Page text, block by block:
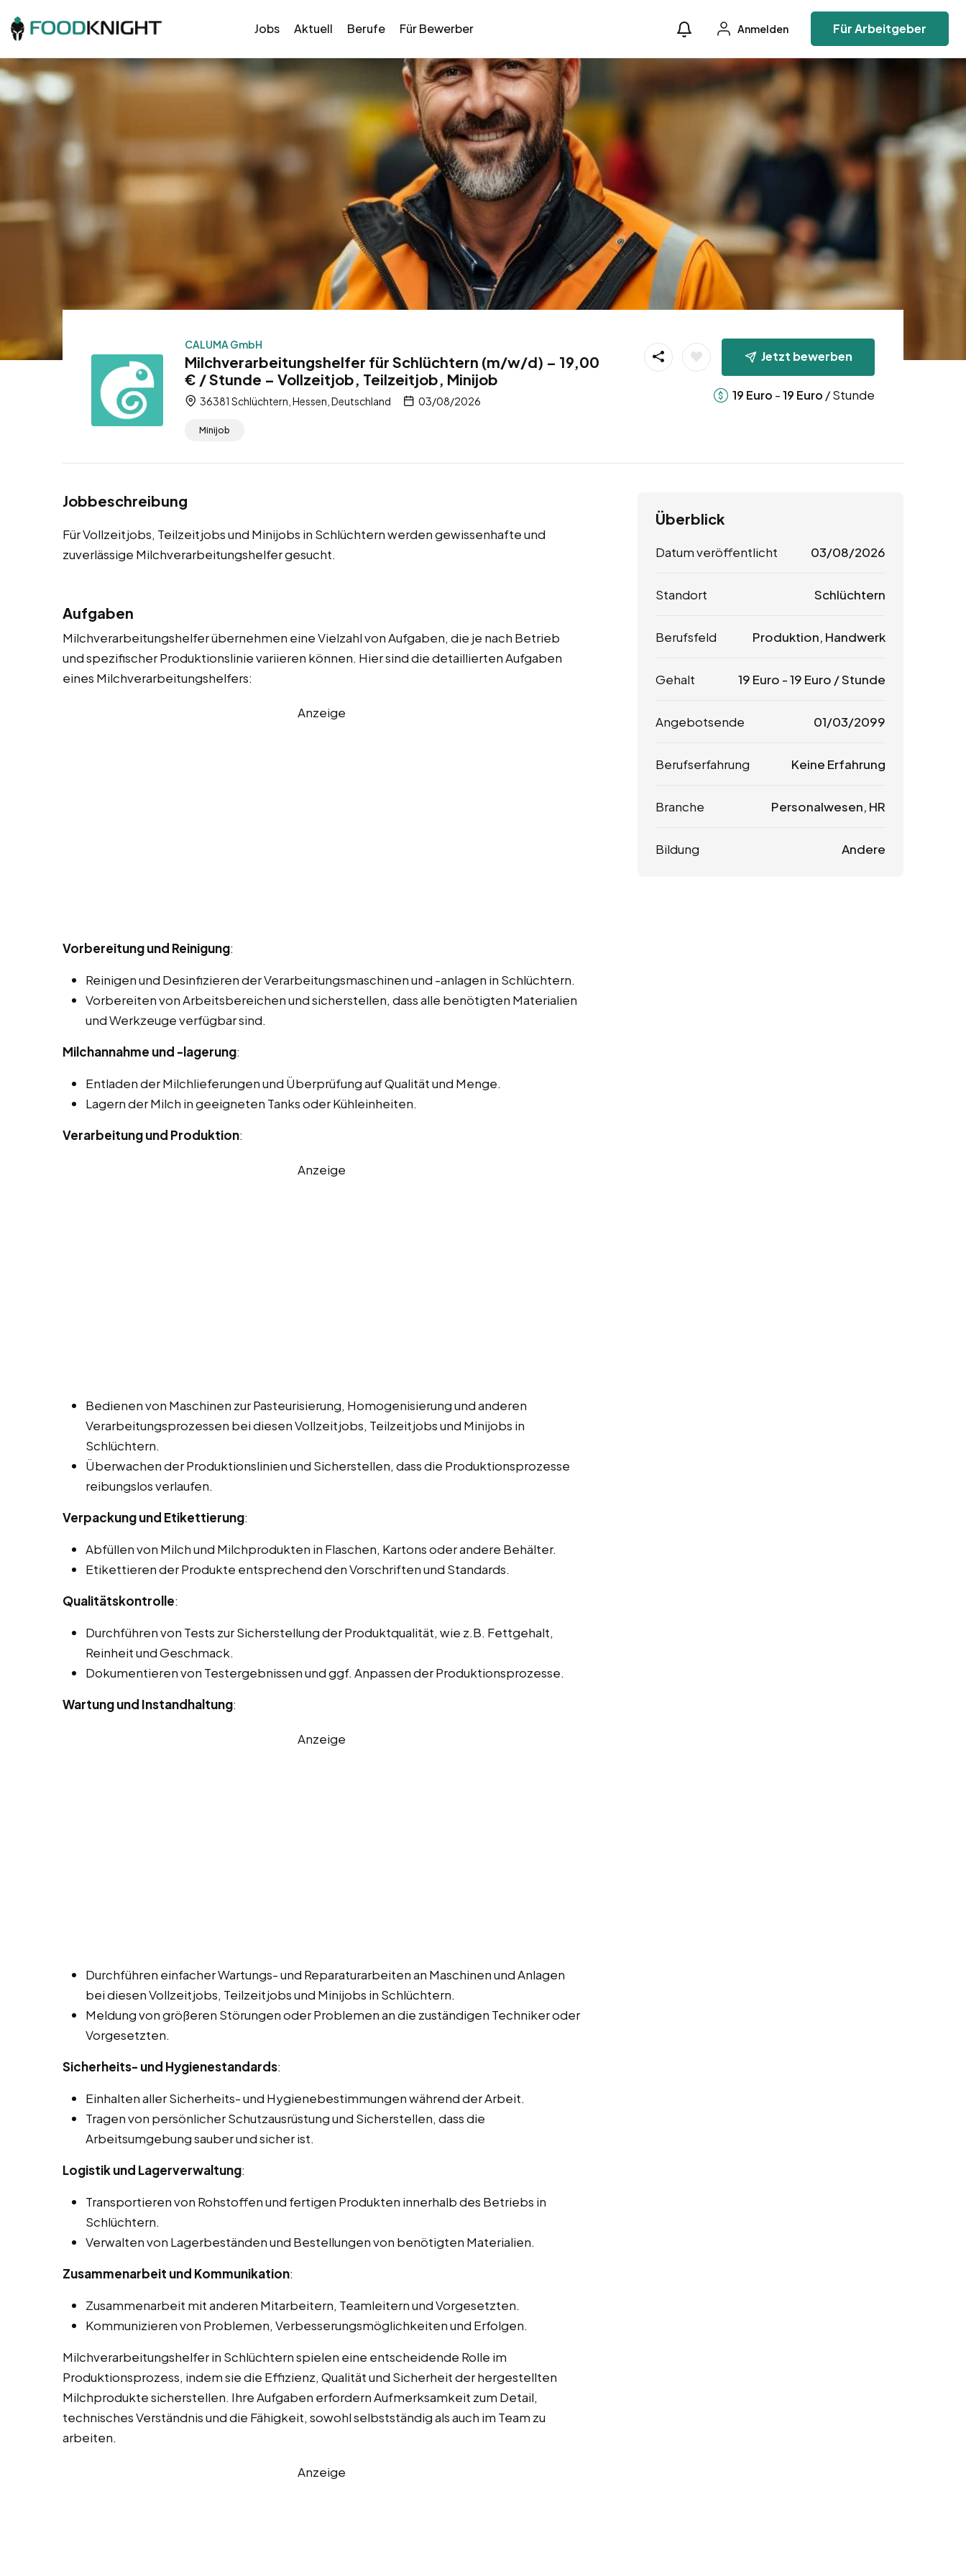
Jobs Aktuell Berufe Für Bewerber Anmelden Für Arbeitgeber
CALUMA GmbH
Milchverarbeitungshelfer für Schlüchtern (m/w/d) – 19,00
€ / Stunde – Vollzeitjob, Teilzeitjob, Minijob
36381 Schlüchtern, Hessen, Deutschland 03/08/2026
Minijob
Jetzt bewerben
19 Euro -19 Euro / Stunde
Jobbeschreibung
Für Vollzeitjobs, Teilzeitjobs und Minijobs in Schlüchtern werden gewissenhafte und
zuverlässige Milchverarbeitungshelfer gesucht.
Aufgaben
Milchverarbeitungshelfer übernehmen eine Vielzahl von Aufgaben, die je nach Betrieb
und spezifischer Produktionslinie variieren können. Hier sind die detaillierten Aufgaben
eines Milchverarbeitungshelfers:
Anzeige
Vorbereitung und Reinigung:
Reinigen und Desinfizieren der Verarbeitungsmaschinen und -anlagen in Schlüchtern.
Vorbereiten von Arbeitsbereichen und sicherstellen, dass alle benötigten Materialien
und Werkzeuge verfügbar sind.
Milchannahme und -lagerung:
Entladen der Milchlieferungen und Überprüfung auf Qualität und Menge.
Lagern der Milch in geeigneten Tanks oder Kühleinheiten.
Verarbeitung und Produktion:
Anzeige
Bedienen von Maschinen zur Pasteurisierung, Homogenisierung und anderen
Verarbeitungsprozessen bei diesen Vollzeitjobs, Teilzeitjobs und Minijobs in
Schlüchtern.
Überwachen der Produktionslinien und Sicherstellen, dass die Produktionsprozesse
reibungslos verlaufen.
Verpackung und Etikettierung:
Abfüllen von Milch und Milchprodukten in Flaschen, Kartons oder andere Behälter.
Etikettieren der Produkte entsprechend den Vorschriften und Standards.
Qualitätskontrolle:
Durchführen von Tests zur Sicherstellung der Produktqualität, wie z.B. Fettgehalt,
Reinheit und Geschmack.
Dokumentieren von Testergebnissen und ggf. Anpassen der Produktionsprozesse.
Wartung und Instandhaltung:
Anzeige
Durchführen einfacher Wartungs- und Reparaturarbeiten an Maschinen und Anlagen
bei diesen Vollzeitjobs, Teilzeitjobs und Minijobs in Schlüchtern.
Meldung von größeren Störungen oder Problemen an die zuständigen Techniker oder
Vorgesetzten.
Sicherheits- und Hygienestandards:
Einhalten aller Sicherheits- und Hygienebestimmungen während der Arbeit.
Tragen von persönlicher Schutzausrüstung und Sicherstellen, dass die
Arbeitsumgebung sauber und sicher ist.
Logistik und Lagerverwaltung:
Transportieren von Rohstoffen und fertigen Produkten innerhalb des Betriebs in
Schlüchtern.
Verwalten von Lagerbeständen und Bestellungen von benötigten Materialien.
Zusammenarbeit und Kommunikation:
Zusammenarbeit mit anderen Mitarbeitern, Teamleitern und Vorgesetzten.
Kommunizieren von Problemen, Verbesserungsmöglichkeiten und Erfolgen.
Milchverarbeitungshelfer in Schlüchtern spielen eine entscheidende Rolle im
Produktionsprozess, indem sie die Effizienz, Qualität und Sicherheit der hergestellten
Milchprodukte sicherstellen. Ihre Aufgaben erfordern Aufmerksamkeit zum Detail,
technisches Verständnis und die Fähigkeit, sowohl selbstständig als auch im Team zu
arbeiten.
Anzeige
Überblick
Datum veröffentlicht 03/08/2026
Standort Schlüchtern
Berufsfeld Produktion, Handwerk
Gehalt 19 Euro -19 Euro / Stunde
Angebotsende 01/03/2099
Berufserfahrung Keine Erfahrung
Branche Personalwesen, HR
Bildung Andere